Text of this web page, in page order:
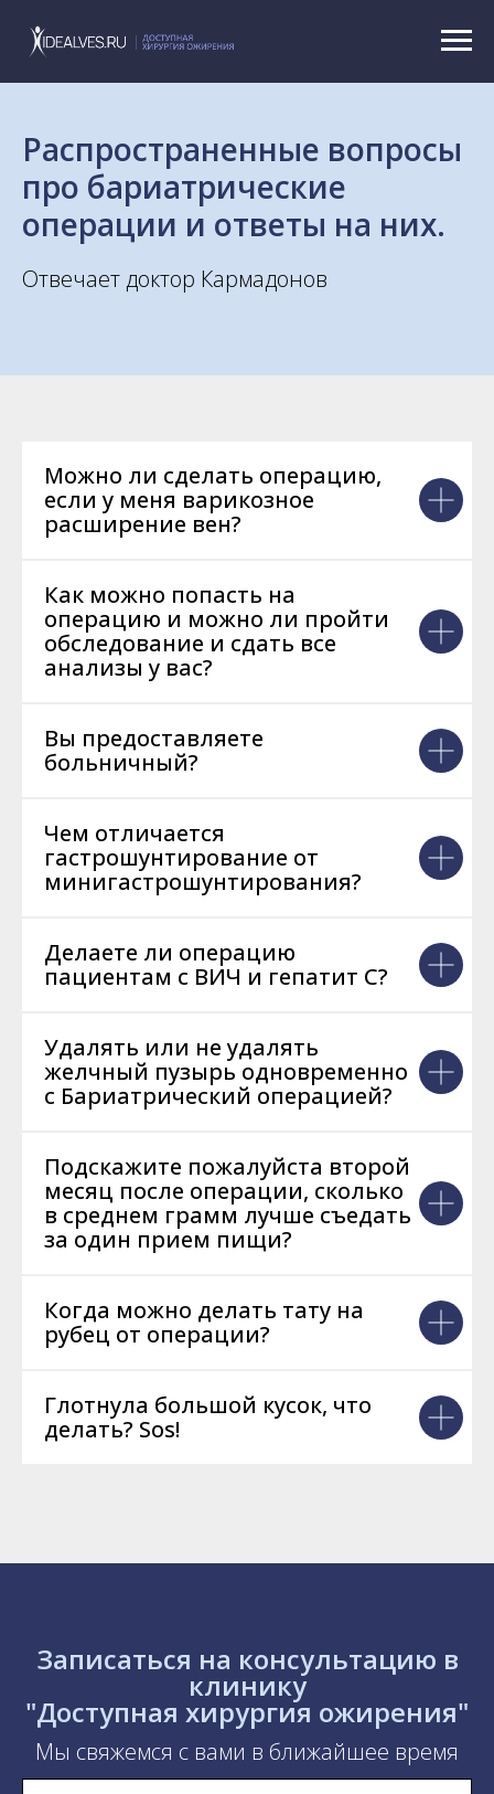
Распространенные вопросы
про бариатрические
операции и ответы на них.
Отвечает доктор Кармадонов
Можно ли сделать операцию,
если у меня варикозное
расширение вен?
Как можно попасть на
операцию и можно ли пройти
обследование и сдать все
анализы у вас?
Вы предоставляете
больничный?
Чем отличается
гастрошунтирование от
минигастрошунтирования?
Делаете ли операцию
пациентам с ВИЧ и гепатит С?
Удалять или не удалять
желчный пузырь одновременно
с Бариатрический операцией?
Подскажите пожалуйста второй
месяц после операции, сколько
в среднем грамм лучше съедать
за один прием пищи?
Когда можно делать тату на
рубец от операции?
Глотнула большой кусок, что
делать? Sos!
Записаться на консультацию в
клинику
"Доступная хирургия ожирения"
Мы свяжемся с вами в ближайшее время